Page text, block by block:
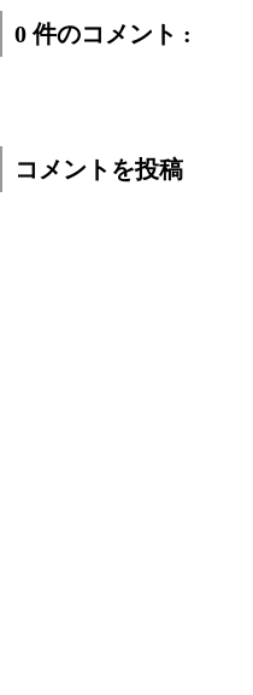
0 件のコメント :
コメントを投稿